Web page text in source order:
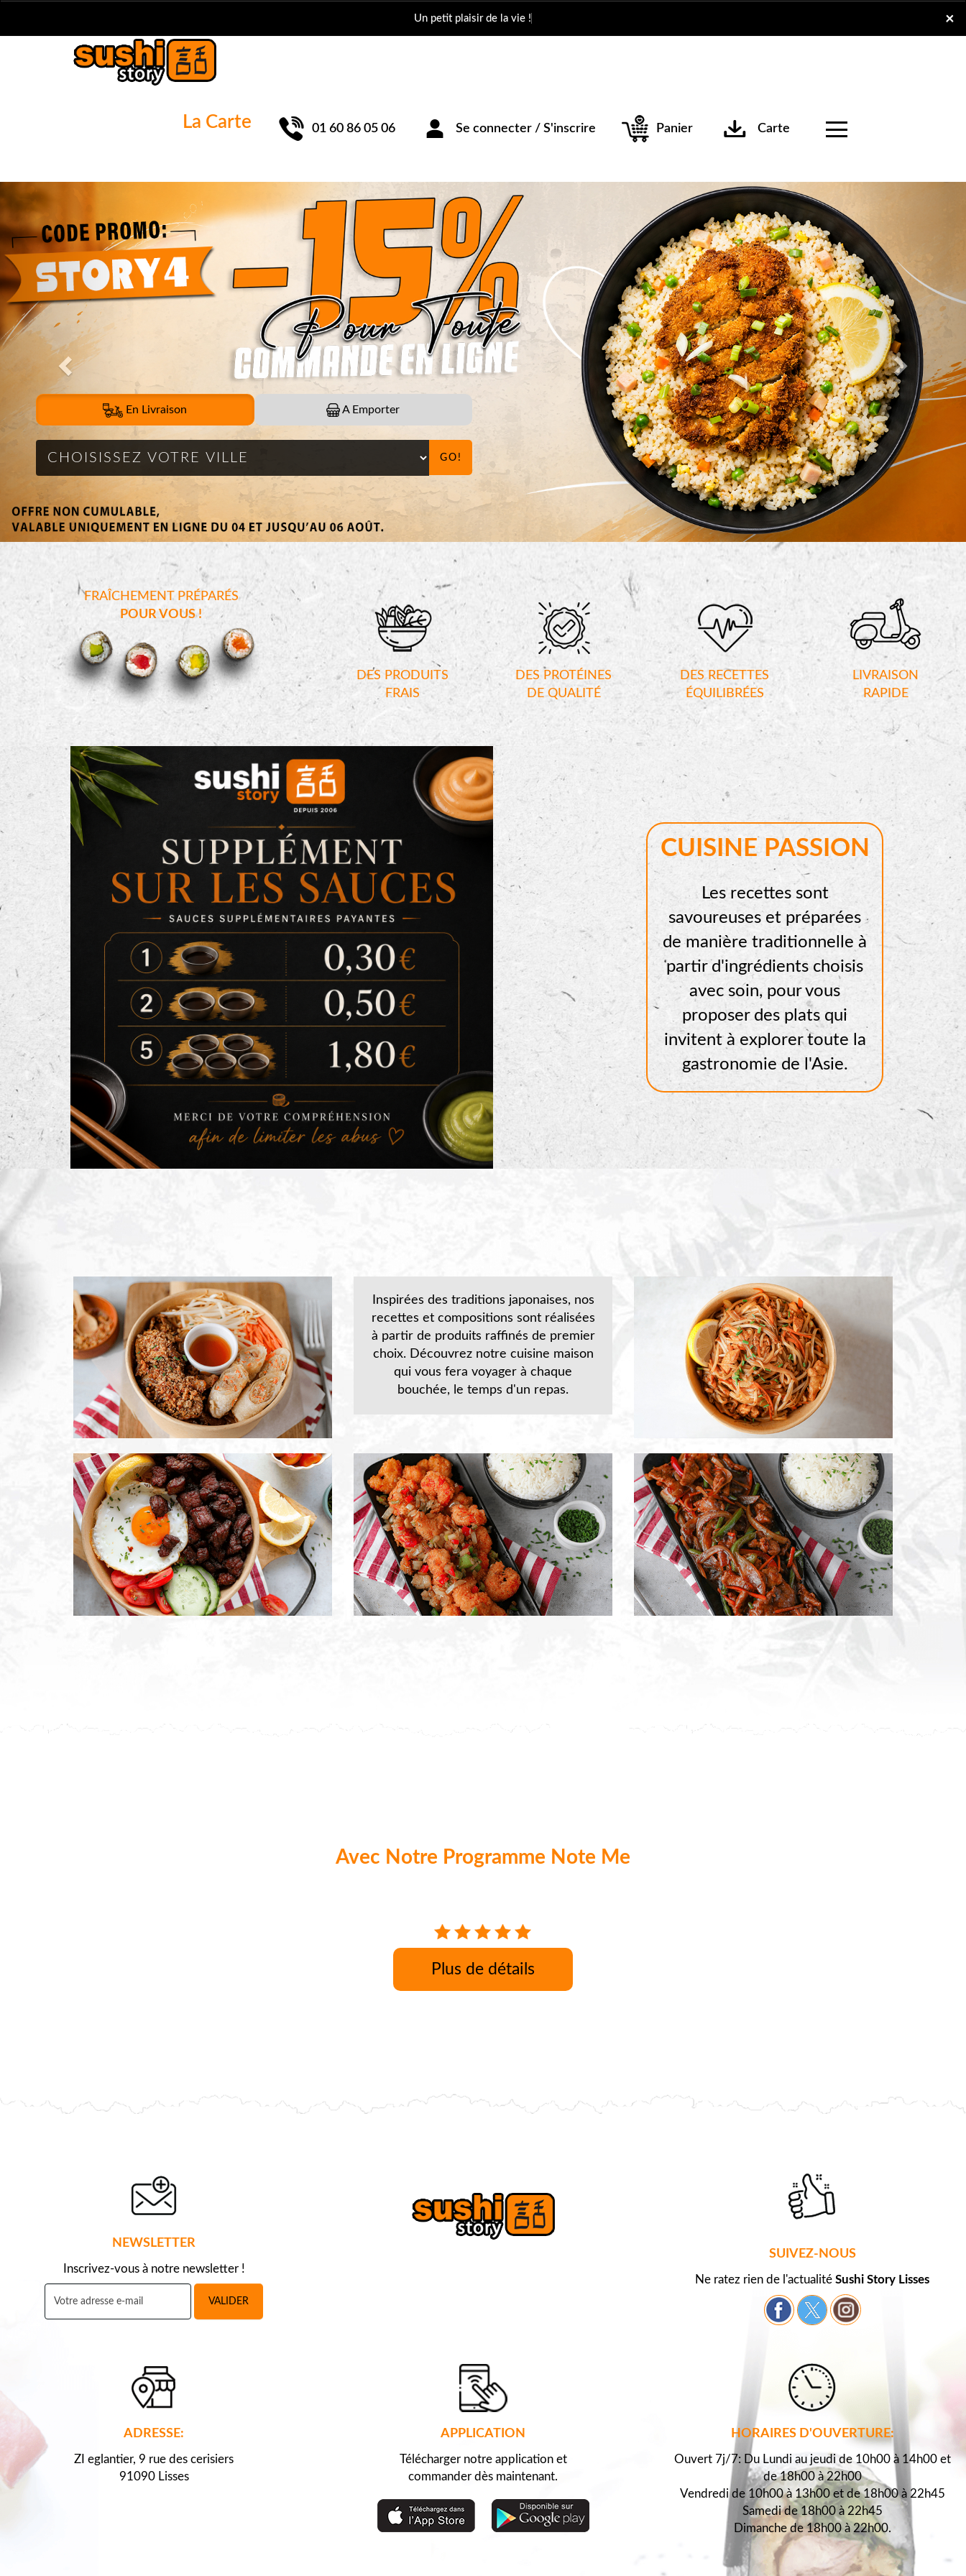
×
Un petit pl
La Carte 01 60 86 05 06 Se connecter / S'inscrire Panier Carte
x
En Livraison A Emporter
GO!
FRAÎCHEMENT PRÉPARÉS
POUR VOUS !
DES PRODUITS
FRAIS
DES PROTÉINES
DE QUALITÉ
DES RECETTES
ÉQUILIBRÉES
LIVRAISON
RAPIDE
CUISINE PASSION
Les recettes sont
savoureuses et préparées
de manière traditionnelle à
partir d'ingrédients choisis
avec soin, pour vous
proposer des plats qui
invitent à explorer toute la
gastronomie de l'Asie.
Inspirées des traditions japonaises, nos
recettes et compositions sont réalisées
à partir de produits raffinés de premier
choix. Découvrez notre cuisine maison
qui vous fera voyager à chaque
bouchée, le temps d'un repas.
Avec Notre Programme Note Me
Plus de détails
NEWSLETTER
Inscrivez-vous à notre newsletter !
VALIDER
SUIVEZ-NOUS
Ne ratez rien de l'actualité Sushi Story Lisses
ADRESSE:
ZI eglantier, 9 rue des cerisiers
91090 Lisses
APPLICATION
Télécharger notre application et
commander dès maintenant.
HORAIRES D'OUVERTURE:
Ouvert 7j/7: Du Lundi au jeudi de 10h00 à 14h00 et
de 18h00 à 22h00
Vendredi de 10h00 à 13h00 et de 18h00 à 22h45
Samedi de 18h00 à 22h45
Dimanche de 18h00 à 22h00.